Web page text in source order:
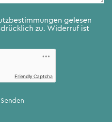
gelesen
zu. Widerruf ist
Friendly Captcha
Senden